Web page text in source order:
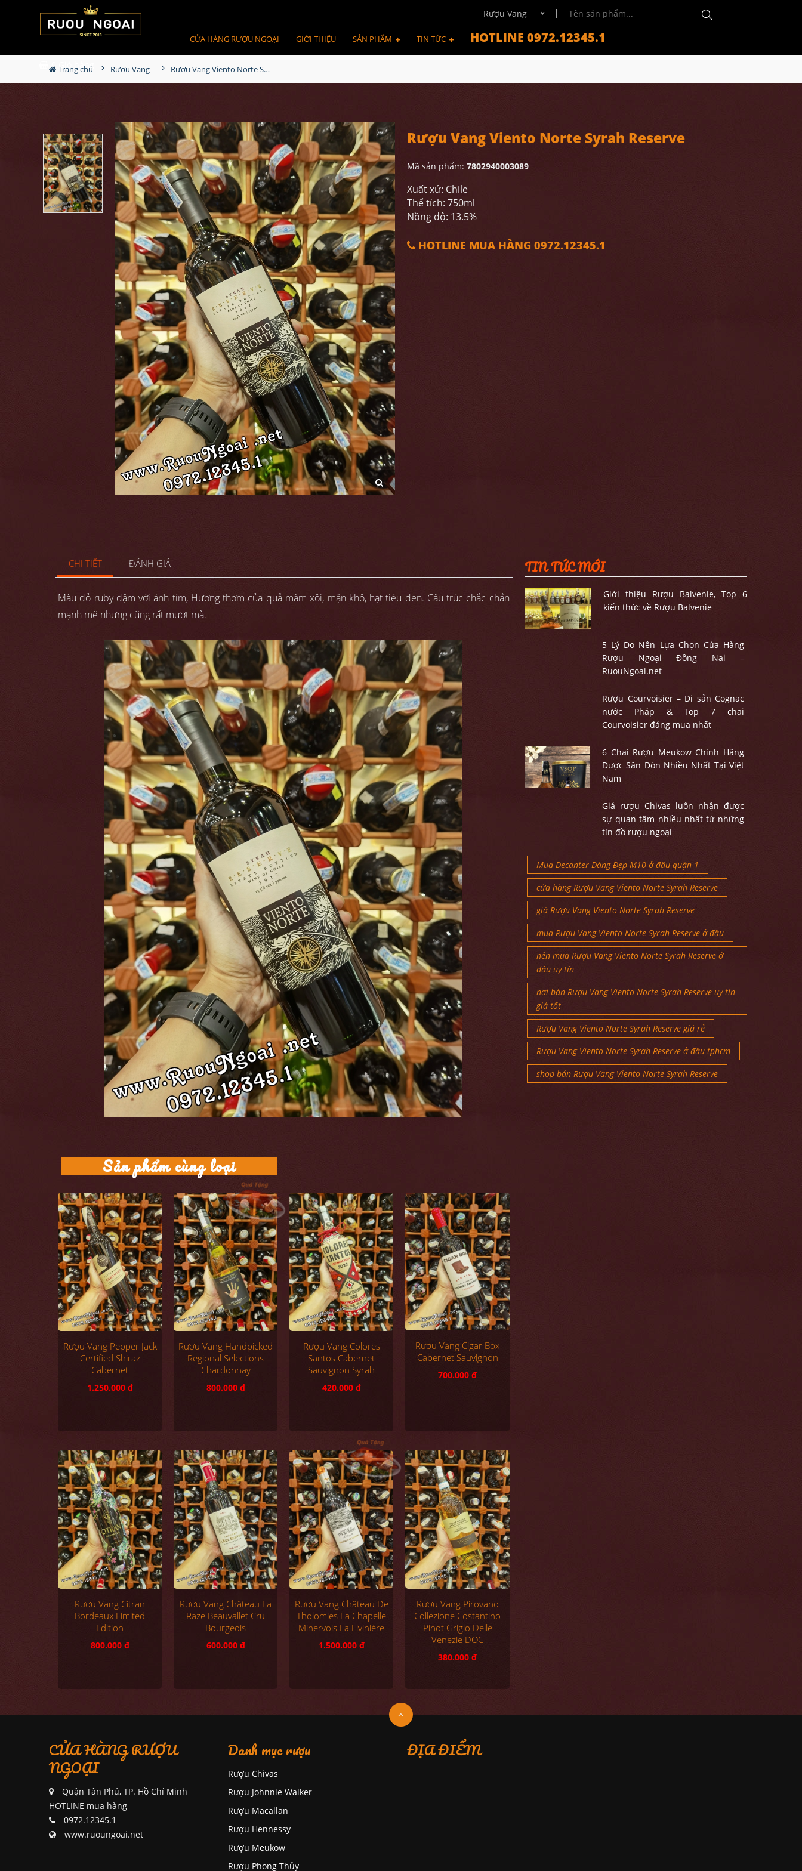
Rượu Vang
CỬA HÀNG RƯỢU NGOẠI GIỚI THIỆU SẢN PHẨM TIN TỨC HOTLINE 0972.12345.1
0 Giỏ hàng
Trang chủ Rượu Vang Rượu Vang Viento Norte Syrah Reserve
Rượu Vang Viento Norte Syrah Reserve
Mã sản phẩm: 7802940003089
Xuất xứ: Chile
Thể tích: 750ml
Nồng độ: 13.5%
HOTLINE MUA HÀNG 0972.12345.1
CHI TIẾT ĐÁNH GIÁ
Màu đỏ ruby đậm với ánh tím, Hương thơm của quả mâm xôi, mận khô, hạt tiêu đen. Cấu trúc chắc chắn
mạnh mẽ nhưng cũng rất mượt mà.
Sản phẩm cùng loại
Rượu Vang Pepper Jack
Certified Shiraz
Cabernet
1.250.000 đ
Rượu Vang Handpicked
Regional Selections
Chardonnay
800.000 đ
Rượu Vang Colores
Santos Cabernet
Sauvignon Syrah
420.000 đ
Rượu Vang Cigar Box
Cabernet Sauvignon
700.000 đ
Rượu Vang Citran
Bordeaux Limited
Edition
800.000 đ
Rượu Vang Château La
Raze Beauvallet Cru
Bourgeois
600.000 đ
Rượu Vang Château De
Tholomies La Chapelle
Minervois La Livinière
1.500.000 đ
Rượu Vang Pirovano
Collezione Costantino
Pinot Grigio Delle
Venezie DOC
380.000 đ
TIN TỨC MỚI
Giới thiệu Rượu Balvenie, Top 6
kiến thức về Rượu Balvenie
5 Lý Do Nên Lựa Chọn Cửa Hàng
Rượu Ngoại Đồng Nai –
RuouNgoai.net
Rượu Courvoisier – Di sản Cognac
nước Pháp & Top 7 chai
Courvoisier đáng mua nhất
6 Chai Rượu Meukow Chính Hãng
Được Săn Đón Nhiều Nhất Tại Việt
Nam
Giá rượu Chivas luôn nhận được
sự quan tâm nhiều nhất từ những
tín đồ rượu ngoại
Mua Decanter Dáng Đẹp M10 ở đâu quận 1
cửa hàng Rượu Vang Viento Norte Syrah Reserve
giá Rượu Vang Viento Norte Syrah Reserve
mua Rượu Vang Viento Norte Syrah Reserve ở đâu
nên mua Rượu Vang Viento Norte Syrah Reserve ở
đâu uy tín
nơi bán Rượu Vang Viento Norte Syrah Reserve uy tín
giá tốt
Rượu Vang Viento Norte Syrah Reserve giá rẻ
Rượu Vang Viento Norte Syrah Reserve ở đâu tphcm
shop bán Rượu Vang Viento Norte Syrah Reserve
CỬA HÀNG RƯỢU
NGOẠI
Quận Tân Phú, TP. Hồ Chí Minh
HOTLINE mua hàng
0972.12345.1
www.ruoungoai.net
Danh mục rượu
Rượu Chivas
Rượu Johnnie Walker
Rượu Macallan
Rượu Hennessy
Rượu Meukow
Rượu Phong Thủy
ĐỊA ĐIỂM